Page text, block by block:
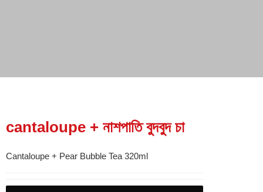
cantaloupe + নাশপাতি বুদবুদ চা
Cantaloupe + Pear Bubble Tea 320ml